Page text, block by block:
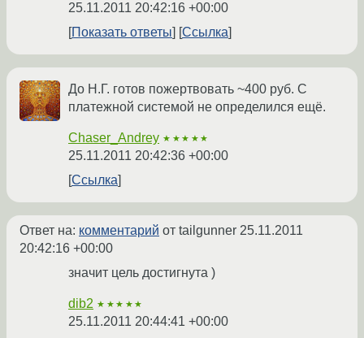
25.11.2011 20:42:16 +00:00
Показать ответы
Ссылка
До Н.Г. готов пожертвовать ~400 руб. С
платежной системой не определился ещё.
Chaser_Andrey ★★★★★
25.11.2011 20:42:36 +00:00
Ссылка
Ответ на: комментарий от tailgunner 25.11.2011
20:42:16 +00:00
значит цель достигнута )
dib2 ★★★★★
25.11.2011 20:44:41 +00:00